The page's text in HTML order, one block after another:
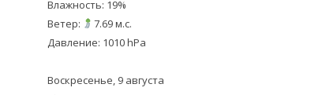
Влажность: 19%
Ветер:
7.69 м.с.
Давление: 1010 hPa
Воскресенье, 9 августа